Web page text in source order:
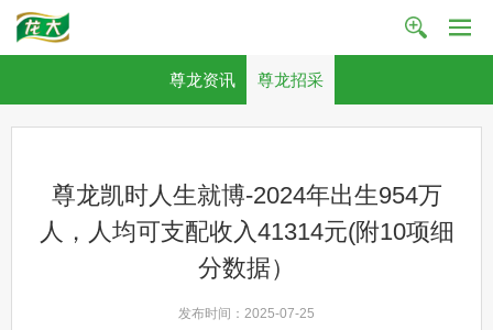
尊龙资讯 尊龙招采
尊龙凯时人生就博-2024年出生954万
人，人均可支配收入41314元(附10项细
分数据）
发布时间：2025-07-25